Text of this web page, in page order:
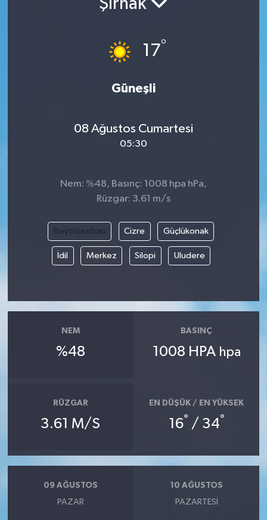
Şırnak
17°
Güneşli
08 Ağustos Cumartesi
05:30
Nem: %48, Basınç: 1008 hpa hPa,
Rüzgar: 3.61 m/s
Beytüşşebap Cizre Güçlükonak
İdil Merkez Silopi Uludere
NEM
%48
BASINÇ
1008 HPA hpa
RÜZGAR
3.61 M/S
EN DÜŞÜK / EN YÜKSEK
16° / 34°
09 AĞUSTOS
PAZAR
10 AĞUSTOS
PAZARTESI